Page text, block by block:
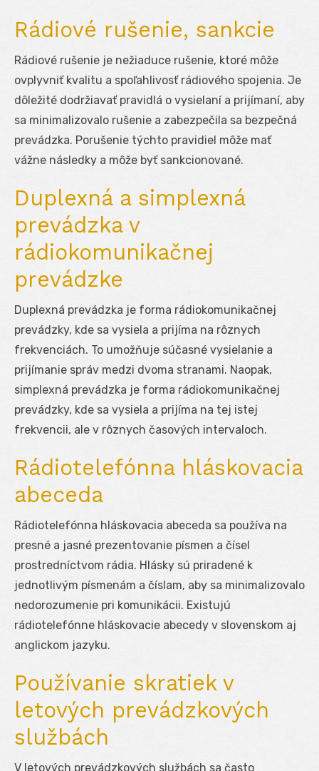
Rádiové rušenie, sankcie
Rádiové rušenie je nežiaduce rušenie, ktoré môže
ovplyvniť kvalitu a spoľahlivosť rádiového spojenia. Je
dôležité dodržiavať pravidlá o vysielaní a prijímaní, aby
sa minimalizovalo rušenie a zabezpečila sa bezpečná
prevádzka. Porušenie týchto pravidiel môže mať
vážne následky a môže byť sankcionované.
Duplexná a simplexná
prevádzka v
rádiokomunikačnej
prevádzke
Duplexná prevádzka je forma rádiokomunikačnej
prevádzky, kde sa vysiela a prijíma na rôznych
frekvenciách. To umožňuje súčasné vysielanie a
prijímanie správ medzi dvoma stranami. Naopak,
simplexná prevádzka je forma rádiokomunikačnej
prevádzky, kde sa vysiela a prijíma na tej istej
frekvencii, ale v rôznych časových intervaloch.
Rádiotelefónna hláskovacia
abeceda
Rádiotelefónna hláskovacia abeceda sa používa na
presné a jasné prezentovanie písmen a čísel
prostredníctvom rádia. Hlásky sú priradené k
jednotlivým písmenám a číslam, aby sa minimalizovalo
nedorozumenie pri komunikácii. Existujú
rádiotelefónne hláskovacie abecedy v slovenskom aj
anglickom jazyku.
Používanie skratiek v
letových prevádzkových
službách
V letových prevádzkových službách sa často